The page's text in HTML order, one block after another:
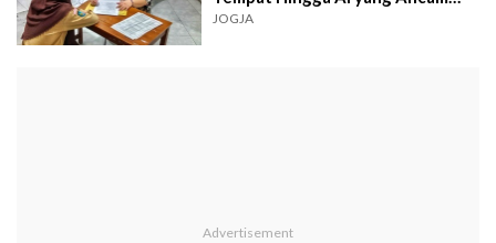
Profesi
JOGJA